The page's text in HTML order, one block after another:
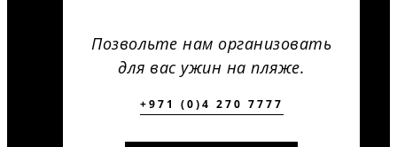
Позвольте нам организовать
для вас ужин на пляже.
+971 (0)4 270 7777